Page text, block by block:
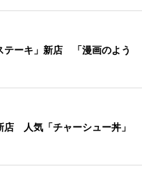
テーキ」新店 「漫画のよう
店 人気「チャーシュー丼」